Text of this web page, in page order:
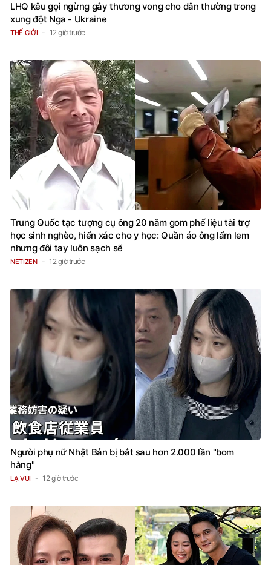
LHQ kêu gọi ngừng gây thương vong cho dân thường trong
xung đột Nga - Ukraine
THẾ GIỚI 12 giờ trước
Trung Quốc tạc tượng cụ ông 20 năm gom phế liệu tài trợ
học sinh nghèo, hiến xác cho y học: Quần áo ông lấm lem
nhưng đôi tay luôn sạch sẽ
NETIZEN 12 giờ trước
Người phụ nữ Nhật Bản bị bắt sau hơn 2.000 lần "bom
hàng"
LẠ VUI 12 giờ trước